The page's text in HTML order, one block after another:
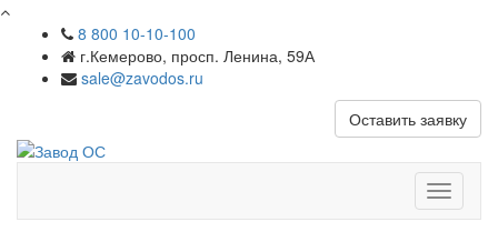
8 800 10-10-100
г.Кемерово, просп. Ленина, 59А
sale@zavodos.ru
Оставить заявку
меню